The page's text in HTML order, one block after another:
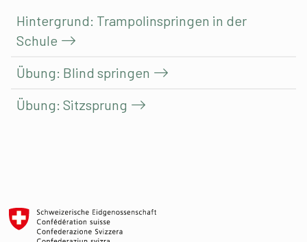
Hintergrund: Trampolinspringen in der
Schule
Übung: Blind springen
Übung: Sitzsprung